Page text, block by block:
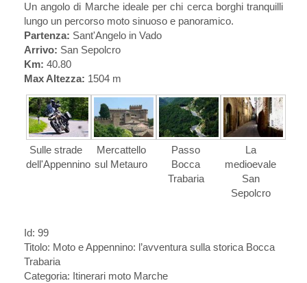
Un angolo di Marche ideale per chi cerca borghi tranquilli
lungo un percorso moto sinuoso e panoramico.
Partenza: Sant'Angelo in Vado
Arrivo: San Sepolcro
Km: 40.80
Max Altezza: 1504 m
Sulle strade
dell'Appennino
Mercattello
sul Metauro
Passo
Bocca
Trabaria
La
medioevale
San
Sepolcro
Id: 99
Titolo: Moto e Appennino: l’avventura sulla storica Bocca
Trabaria
Categoria: Itinerari moto Marche